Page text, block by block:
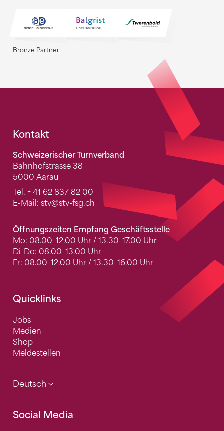
Bronze Partner
Fusszeile
Kontakt
Schweizerischer Turnverband
Bahnhofstrasse 38
5000 Aarau
Tel. + 41 62 837 82 00
E-Mail: stv@stv-fsg.ch
Öffnungszeiten Empfang Geschäftsstelle
Mo: 08.00–12.00 Uhr / 13.30–17.00 Uhr
Di-Do: 08.00–13.00 Uhr
Fr: 08.00–12.00 Uhr / 13.30–16.00 Uhr
Quicklinks
Jobs
Medien
Shop
Meldestellen
Deutsch
Social Media